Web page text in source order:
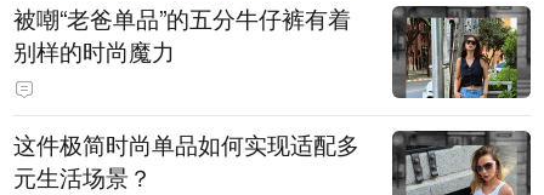
被嘲“老爸单品”的五分牛仔裤有着
别样的时尚魔力
这件极简时尚单品如何实现适配多
元生活场景？